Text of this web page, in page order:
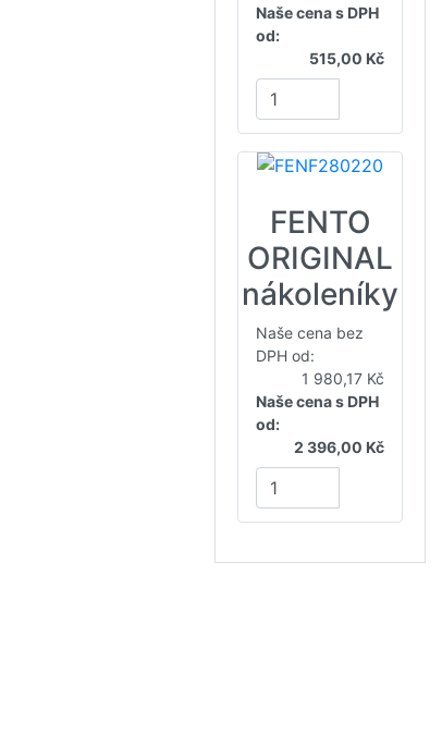
Naše cena s DPH
od:
515,00 Kč
FENTO
ORIGINAL
nákoleníky
Naše cena bez
DPH od:
1 980,17 Kč
Naše cena s DPH
od:
2 396,00 Kč